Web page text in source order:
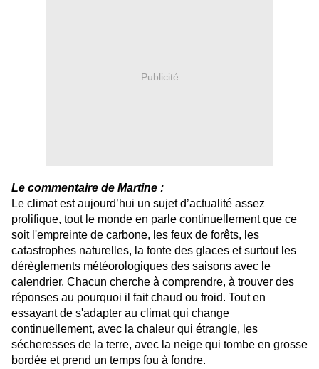
Publicité
Le commentaire de Martine :
Le climat est aujourd’hui un sujet d’actualité assez
prolifique, tout le monde en parle continuellement que ce
soit l'empreinte de carbone, les feux de forêts, les
catastrophes naturelles, la fonte des glaces et surtout les
dérèglements météorologiques des saisons avec le
calendrier. Chacun cherche à comprendre, à trouver des
réponses au pourquoi il fait chaud ou froid. Tout en
essayant de s'adapter au climat qui change
continuellement, avec la chaleur qui étrangle, les
sécheresses de la terre, avec la neige qui tombe en grosse
bordée et prend un temps fou à fondre.